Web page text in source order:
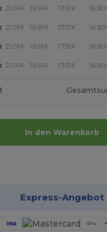
21.01€ 19.61€ 17.51 € 16.80
21.01€ 19.61€ 17.51 € 16.80
21.01€ 19.61€ 17.51 € 16.80
21.01€ 19.61€ 17.51 € 16.80
In den Warenkorb
Express-Angebot